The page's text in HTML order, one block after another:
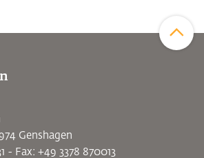
Genshagen
- Fax: +49 3378 870013